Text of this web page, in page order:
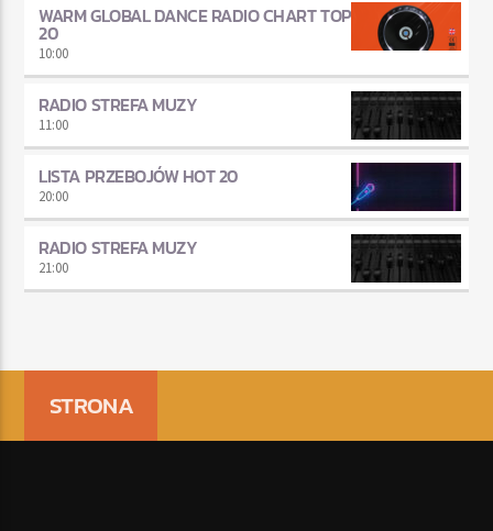
WARM GLOBAL DANCE RADIO CHART TOP
20
10:00
RADIO STREFA MUZY
11:00
LISTA PRZEBOJÓW HOT 20
20:00
RADIO STREFA MUZY
21:00
STRONA